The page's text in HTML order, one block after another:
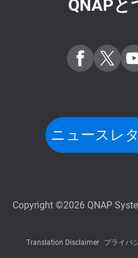
QNAPと
ニュースレ
Copyright ©2026 QNAP
Translation Disclaimer プライバ